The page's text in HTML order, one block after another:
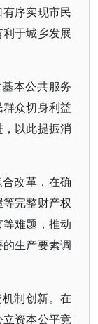
序实现市民
于城乡发展
本公共服务
众切身利益
以此提振消
改革，在确
完整财产权
难题，推动
生产要素调
制创新。在
资本公平竞